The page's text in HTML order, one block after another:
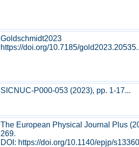
Goldschmidt2023
https://doi.org/10.7185/
SICNUC-P000-053 (2023), pp. 1-17...
The European Physical Journal Plus
269.
DOI: https://doi.org/10.1140/epjp/